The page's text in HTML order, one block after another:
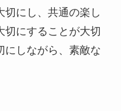
切にし、共通の楽し
切にすることが大切
にしながら、素敵な